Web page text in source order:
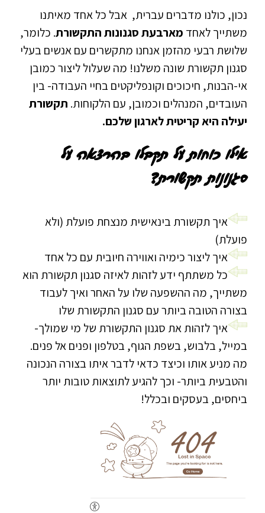
נכון, כולנו מדברים עברית, אבל כל אחד מאיתנו
משתייך לאחד מארבעת סגנונות התקשורת. כלומר,
שלושת רבעי מהזמן אנחנו מתקשרים עם אנשים בעלי
סגנון תקשורת שונה משלנו! מה שעלול ליצור כמובן
אי-הבנות, חיכוכים וקונפליקטים בחיי העבודה- בין
העובדים, המנהלים וכמובן, עם הלקוחות. תקשורת
יעילה היא קריטיתלארגון שלכם.
אילו כוחות על תקבלו בהרצאה על
סגנונות תקשורת?
איך תקשורת בינאישית מנצחת פועלת (ולא
פועלת)
איך ליצור כימיה ואווירה חיובית עם כל אחד
כל משתתף ידע לזהות לאיזה סגנון תקשורת הוא
משתייך, מה ההשפעה שלו על האחר ואיך לעבוד
בצורה הטובה ביותר עם סגנון התקשורת שלו
איך לזהות את סגנון התקשורת של מי שמולך-
במייל, בלבוש, בשפת הגוף, בטלפון ופנים אל פנים.
מה מניע אותו וכיצד כדאי לדבר איתו בצורה הנכונה
והטבעית ביותר- וכך להגיע לתוצאות טובות יותר
ביחסים, בעסקים ובכלל!